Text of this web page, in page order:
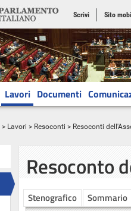
Scrivi Sito
Lavori Documenti
> Lavori > Resoconti > Resoconti
Resoconto
Stenografico Sommario